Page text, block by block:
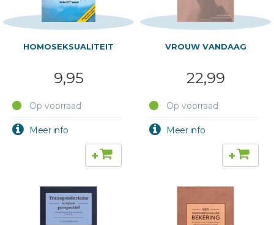
HOMOSEKSUALITEIT
9,95
Op voorraad
+
VROUW VANDAAG
22,99
Op voorraad
+